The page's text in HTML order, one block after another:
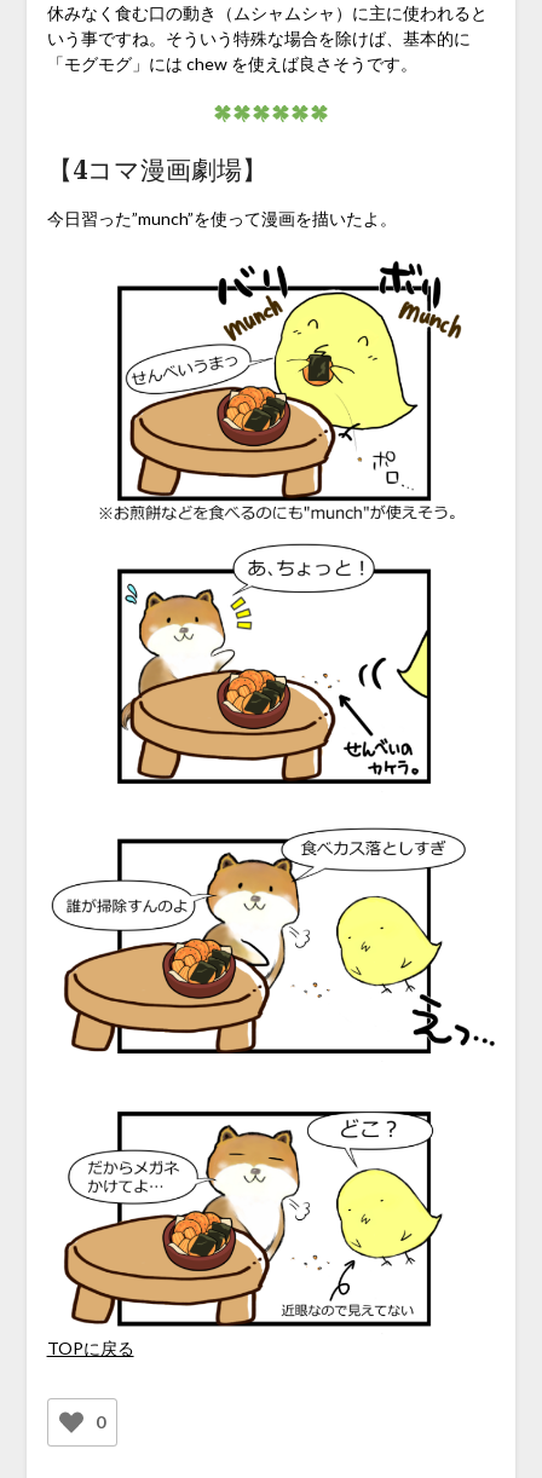
休みなく食む口の動き（ムシャムシャ）に主に使われると
いう事ですね。そういう特殊な場合を除けば、基本的に
「モグモグ」には chew を使えば良さそうです。
【4コマ漫画劇場】
今日習った”munch”を使って漫画を描いたよ。
TOPに戻る
0